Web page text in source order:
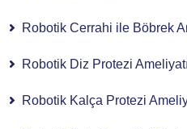
Robotik Cerrahi ile Böbrek
Robotik Diz Protezi
Robotik Kalça Protezi